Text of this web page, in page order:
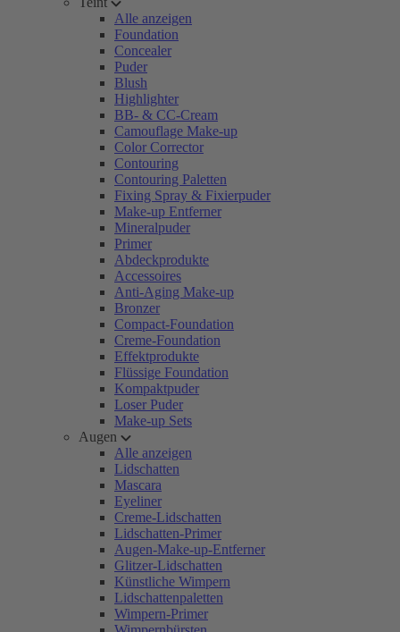
Alle anzeigen
Foundation
Concealer
Puder
Blush
Highlighter
BB- & CC-Cream
Camouflage Make-up
Color Corrector
Contouring
Contouring Paletten
Fixing Spray & Fixierpuder
Make-up Entferner
Mineralpuder
Primer
Abdeckprodukte
Accessoires
Anti-Aging Make-up
Bronzer
Compact-Foundation
Creme-Foundation
Effektprodukte
Flüssige Foundation
Kompaktpuder
Loser Puder
Make-up Sets
Augen
Alle anzeigen
Lidschatten
Mascara
Eyeliner
Creme-Lidschatten
Lidschatten-Primer
Augen-Make-up-Entferner
Glitzer-Lidschatten
Künstliche Wimpern
Lidschattenpaletten
Wimpern-Primer